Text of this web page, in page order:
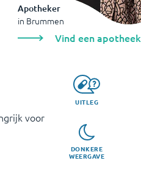
Apotheker
in Brummen
Vind een apotheek
UITLEG
DONKERE
WEERGAVE
voor